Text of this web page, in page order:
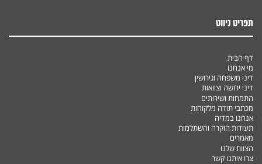
תפריט ניווט
דף הבית
מי אנחנו
דיני משפחה וגירושין
דיני ירושה וצוואות
התמחות ושירותים
מכתבי תודה מלקוחות
אנחנו במדיה
תעודות הוקרה והשתלמות
מאמרים
הצוות שלנו
צרו איתנו קשר